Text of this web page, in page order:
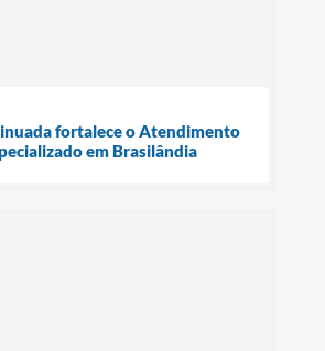
fortalece o Atendimento
em Brasilândia